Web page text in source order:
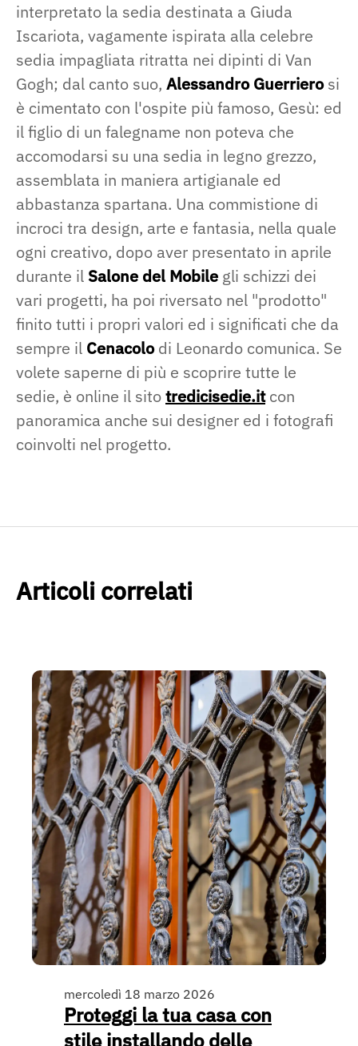
interpretato la sedia destinata a Giuda
Iscariota, vagamente ispirata alla celebre
sedia impagliata ritratta nei dipinti di Van
Gogh; dal canto suo, Alessandro Guerrierosi
è cimentato con l'ospite più famoso, Gesù: ed
il figlio di un falegname non poteva che
accomodarsi su una sedia in legno grezzo,
assemblata in maniera artigianale ed
abbastanza spartana. Una commistione di
incroci tra design, arte e fantasia, nella quale
ogni creativo, dopo aver presentato in aprile
durante ilSalone del Mobile gli schizzi dei
vari progetti, ha poi riversato nel "prodotto"
finito tutti i propri valori ed i significati che da
sempre il Cenacolodi Leonardo comunica. Se
volete saperne di più e scoprire tutte le
sedie, è online il sitotredicisedie.itcon
panoramica anche sui designer ed i fotografi
coinvolti nel progetto.
Articoli correlati
mercoledì 18 marzo 2026
Proteggi la tua casa con
stile installando delle